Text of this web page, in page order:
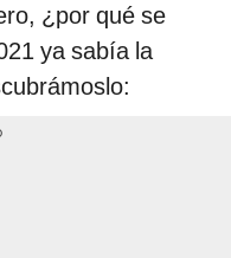
¿por qué se
ya sabía la